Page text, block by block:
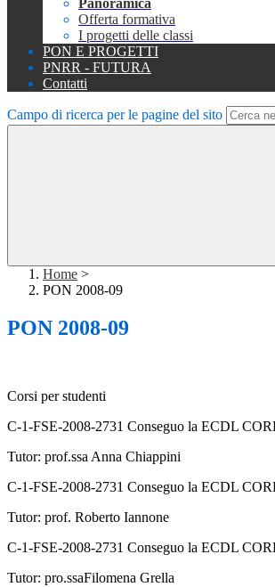
Panoramica
Offerta formativa
I progetti delle classi
PON E PROGETTI
PNRR - FUTURA
Contatti
Campo di ricerca per le pagine del sito
Home >
PON 2008-09
PON 2008-09
Corsi per studenti
C-1-FSE-2008-2731 Conseguo la ECDL
Tutor: prof.ssa Anna Chiappini
C-1-FSE-2008-2731 Conseguo la ECDL
Tutor: prof. Roberto Iannone
C-1-FSE-2008-2731 Conseguo la ECDL
Tutor: pro.ssaFilomena Grella